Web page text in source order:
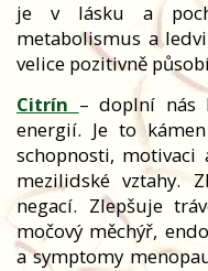
je v lásku a
metabolismus a
velice pozitivně
Citrín – doplní nás
energií. Je to
schopnosti,
mezilidské vztahy.
negací. Zlepšuje
močový měchýř,
a symptomy